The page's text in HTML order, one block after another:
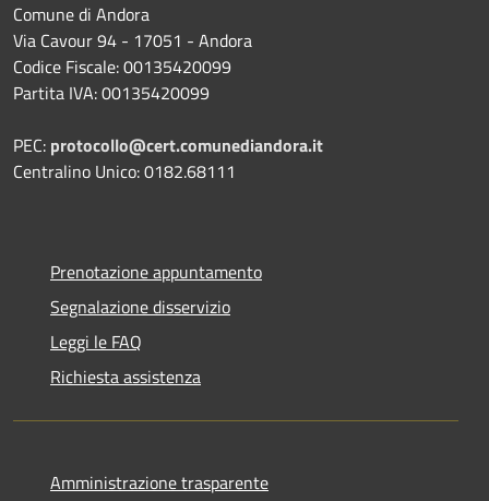
Comune di Andora
Via Cavour 94 - 17051 - Andora
Codice Fiscale: 00135420099
Partita IVA: 00135420099
PEC: protocollo@cert.comunediandora.it
Centralino Unico: 0182.68111
Prenotazione appuntamento
Segnalazione disservizio
Leggi le FAQ
Richiesta assistenza
Amministrazione trasparente